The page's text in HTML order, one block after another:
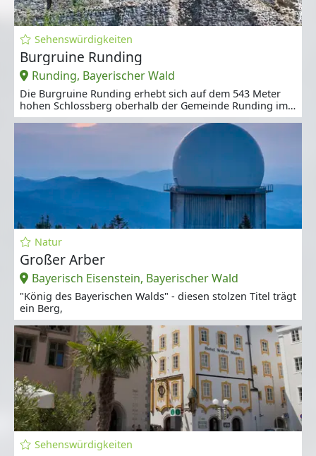
Sehenswürdigkeiten
Burgruine Runding
Runding, Bayerischer Wald
Die Burgruine Runding erhebt sich auf dem 543 Meter
hohen Schlossberg oberhalb der Gemeinde Runding im
Landkreis Cham.
Natur
Großer Arber
Bayerisch Eisenstein, Bayerischer Wald
"König des Bayerischen Walds" - diesen stolzen Titel trägt
ein Berg,
Sehenswürdigkeiten